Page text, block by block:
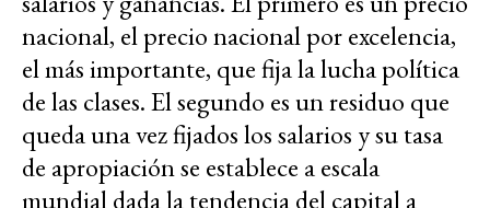
nacional, el precio nacional por excelencia,
el más importante, que fija la lucha política
de las clases. El segundo es un residuo que
queda una vez fijados los salarios y su tasa
de apropiación se establece a escala
mundial dada la tendencia del capital a